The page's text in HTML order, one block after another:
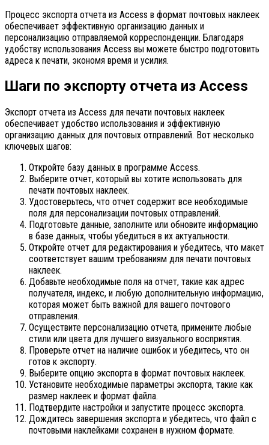
Процесс экспорта отчета из Access в формат почтовых наклеек
обеспечивает эффективную организацию данных и
персонализацию отправляемой корреспонденции. Благодаря
удобству использования Access вы можете быстро подготовить
адреса к печати, экономя время и усилия.
Шаги по экспорту отчета из Access
Экспорт отчета из Access для печати почтовых наклеек
обеспечивает удобство использования и эффективную
организацию данных для почтовых отправлений. Вот несколько
ключевых шагов:
Откройте базу данных в программе Access.
Выберите отчет, который вы хотите использовать для
печати почтовых наклеек.
Удостоверьтесь, что отчет содержит все необходимые
поля для персонализации почтовых отправлений.
Подготовьте данные, заполните или обновите информацию
в базе данных, чтобы убедиться в их актуальности.
Откройте отчет для редактирования и убедитесь, что макет
соответствует вашим требованиям для печати почтовых
наклеек.
Добавьте необходимые поля на отчет, такие как адрес
получателя, индекс, и любую дополнительную информацию,
которая может быть важной для вашего почтового
отправления.
Осуществите персонализацию отчета, примените любые
стили или цвета для лучшего визуального восприятия.
Проверьте отчет на наличие ошибок и убедитесь, что он
готов к экспорту.
Выберите опцию экспорта в формат почтовых наклеек.
Установите необходимые параметры экспорта, такие как
размер наклеек и формат файла.
Подтвердите настройки и запустите процесс экспорта.
Дождитесь завершения экспорта и убедитесь, что файл с
почтовыми наклейками сохранен в нужном формате.